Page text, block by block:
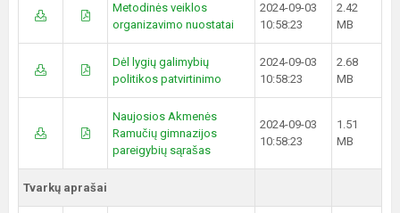
Metodinės veiklos
organizavimo nuostatai
2024-09-03
10:58:23
2.42
MB
Dėl lygių galimybių
politikos patvirtinimo
2024-09-03
10:58:23
2.68
MB
Naujosios Akmenės
Ramučių gimnazijos
pareigybių sąrašas
2024-09-03
10:58:23
1.51
MB
Tvarkų aprašai